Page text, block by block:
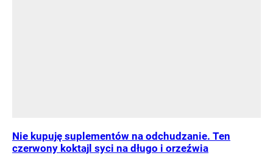
Nie kupuję suplementów na odchudzanie. Ten
czerwony koktajl syci na długo i orzeźwia